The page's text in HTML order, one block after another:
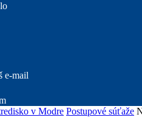
e-mail
v Modre Postupové súťaže